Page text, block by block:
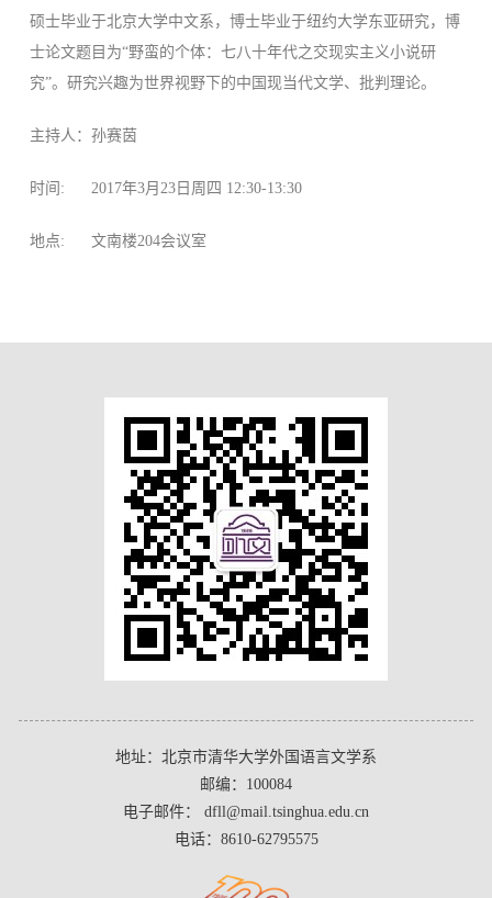
硕士毕业于北京大学中文系，博士毕业于纽约大学东亚研究，博
士论文题目为“野蛮的个体：七八十年代之交现实主义小说研
究”。研究兴趣为世界视野下的中国现当代文学、批判理论。
主持人：孙赛茵
时间: 2017年3月23日周四 12:30-13:30
地点: 文南楼204会议室
地址：北京市清华大学外国语言文学系
邮编：100084
电子邮件： dfll@mail.tsinghua.edu.cn
电话：8610-62795575